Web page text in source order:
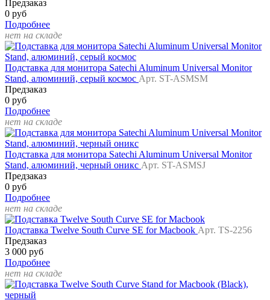
Предзаказ
0 руб
Подробнее
нет на складе
Подставка для монитора Satechi Aluminum Universal Monitor
Stand, алюминий, серый космос Арт. ST-ASMSM
Предзаказ
0 руб
Подробнее
нет на складе
Подставка для монитора Satechi Aluminum Universal Monitor
Stand, алюминий, черный оникс Арт. ST-ASMSJ
Предзаказ
0 руб
Подробнее
нет на складе
Подставка Twelve South Curve SE for Macbook Арт. TS-2256
Предзаказ
3 000 руб
Подробнее
нет на складе